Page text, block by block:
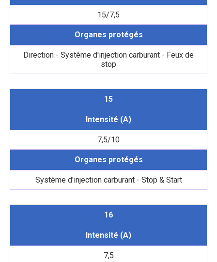
15/7,5
Organes protégés
Direction - Système d'injection carburant - Feux de
stop
15
Intensité (A)
7,5/10
Organes protégés
Système d'injection carburant - Stop & Start
16
Intensité (A)
7,5